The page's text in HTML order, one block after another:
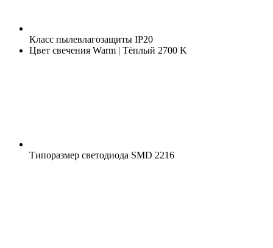
Класс пылевлагозащиты IP20
Цвет свечения Warm | Тёплый 2700 K
Типоразмер светодиода SMD 2216